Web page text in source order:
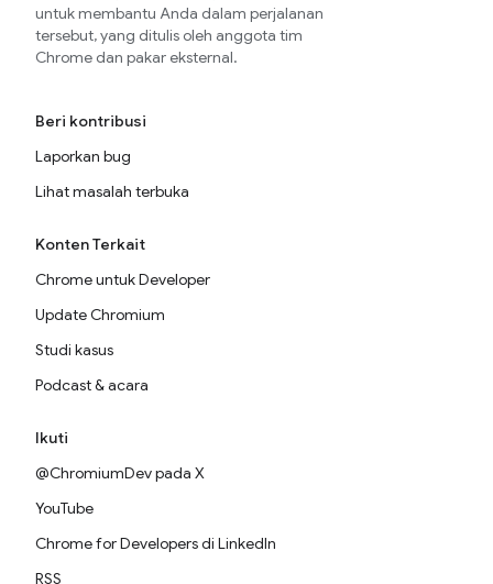
untuk membantu Anda dalam perjalanan
tersebut, yang ditulis oleh anggota tim
Chrome dan pakar eksternal.
Beri kontribusi
Laporkan bug
Lihat masalah terbuka
Konten Terkait
Chrome untuk Developer
Update Chromium
Studi kasus
Podcast & acara
Ikuti
@ChromiumDev pada X
YouTube
Chrome for Developers di LinkedIn
RSS